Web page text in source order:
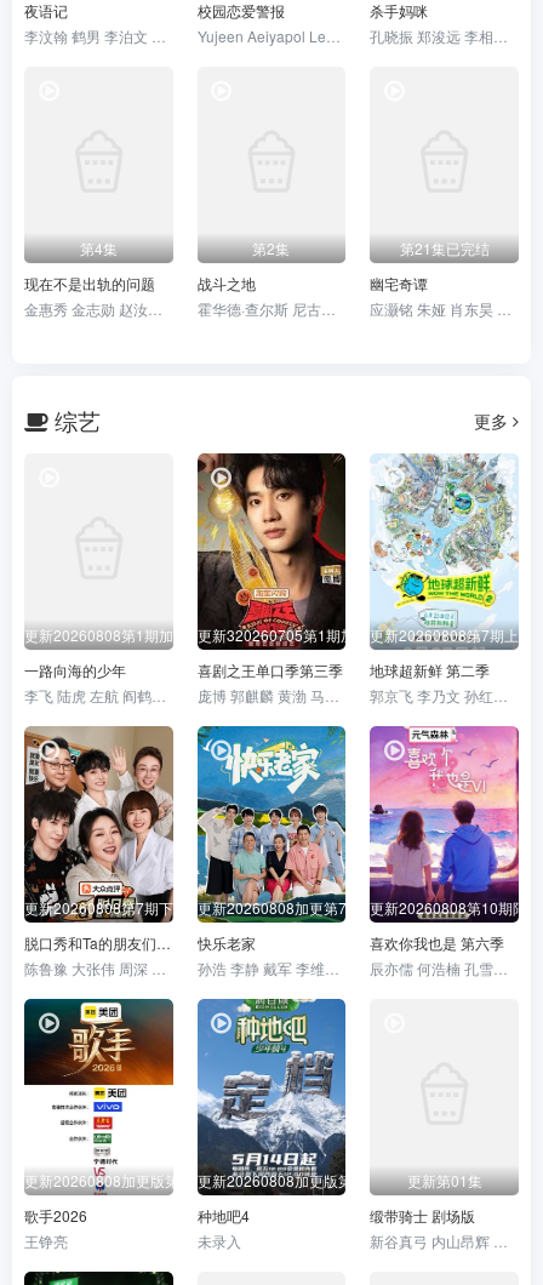
夜语记
校园恋爱警报
杀手妈咪
第4集
现在不是出轨的问题
第2集
战斗之地
霍华德·查尔斯 尼古拉斯·平诺克
第21集已完结
幽宅奇谭
综艺 更多
更新20260808第1期加更
一路向海的少年
更新320260705第1期加更
喜剧之王单口季第三季
更新20260808第7期上
地球超新鲜 第二季
更新20260808第7期下
脱口秀和Ta的朋友们 第三季
更新20260808加更第7期
快乐老家
孙浩 李静 戴军 李维嘉 沈凌 吴昕 武艺 高旭
更新20260808第10期陪看
喜欢你我也是 第六季
更新20260808加更版第12期
歌手2026
王铮亮
更新20260808加更版第13期
种地吧4
未录入
更新第01集
缎带骑士 剧场版